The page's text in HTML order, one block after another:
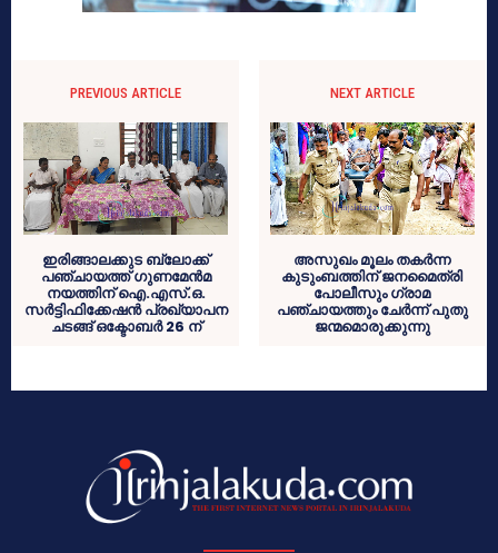
PREVIOUS ARTICLE
ഇരിങ്ങാലക്കുട ബ്ലോക്ക്
പഞ്ചായത്ത് ഗുണമേന്‍മ
നയത്തിന് ഐ.എസ്.ഒ.
സര്‍ട്ടിഫിക്കേഷന്‍ പ്രഖ്യാപന
ചടങ്ങ് ഒക്ടോബര്‍ 26 ന്
NEXT ARTICLE
അസുഖം മൂലം തകര്‍ന്ന
കുടുംബത്തിന് ജനമൈത്രി
പോലീസും ഗ്രാമ
പഞ്ചായത്തും ചേര്‍ന്ന് പുതു
ജന്മമൊരുക്കുന്നു